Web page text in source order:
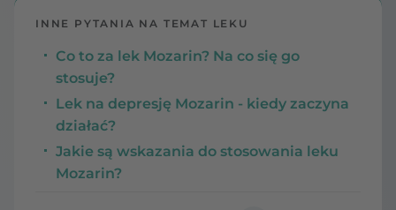
INNE PYTANIA NA TEMAT LEKU
Co to za lek Mozarin? Na co się go
stosuje?
Lek na depresję Mozarin - kiedy zaczyna
działać?
Jakie są wskazania do stosowania leku
Mozarin?